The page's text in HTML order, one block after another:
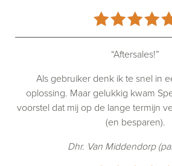
“Aftersales!”
Als gebruiker denk ik te snel in
oplossing. Maar gelukkig kwam
voorstel dat mij op de lange termijn
(en besparen).
Dhr. Van Middendorp